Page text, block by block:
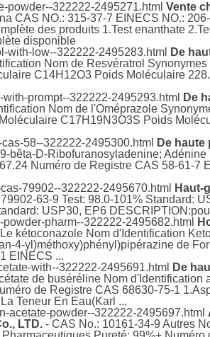
powder--322222-2495271.html Vente
CAS NO.: 315-37-7 EINECS NO.:
des produits 1.Test enanthate
disponible
with-low--322222-2495283.html
De
Nom de Resvératrol
C14H12O3 Poids Moléculaire
prompt--322222-2495293.html
De
Nom de l'Oméprazole
C17H19N3O3S Poids
58--322222-2495300.html
De haute
bêta-D-Ribofuranosyladenine;
Numéro de Registre CAS 58-61-7
79902--322222-2495670.html
Haut-
63-9 Test: 98.0-101% Standard:
USP30, EP6
pharm--322222-2495682.html
kétoconazole Nom d'Identification
4-yl)méthoxy)phényl)pipérazine de
EINECS ...
with--322222-2495691.html
De
de buséréline Nom
de Registre CAS 68630-75-1
Teneur En Eau(Karl ...
acetate-powder--322222-2495697.html
LTD. - CAS No.: 10161-34-9 Autres